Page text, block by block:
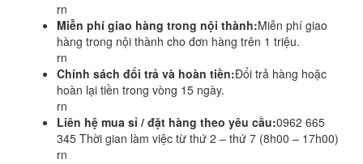
rn
Miễn phí giao hàng trong nội thành:Miễn phí giao
hàng trong nội thành cho đơn hàng trên 1 triệu.
rn
Chính sách đổi trả và hoàn tiền:Đổi trả hàng hoặc
hoàn lại tiền trong vòng 15 ngày.
rn
Liên hệ mua sỉ / đặt hàng theo yêu cầu:0962 665
345 Thời gian làm việc từ thứ 2 – thứ 7 (8h00 – 17h00)
rn